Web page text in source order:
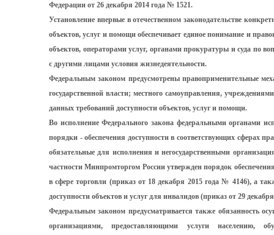
Федерации от 26 декабря 2014 года № 1521.
Установление впервые в отечественном законодательстве
объектов, услуг и помощи обеспечивает единое понимание и
объектов, операторами услуг, органами прокуратуры и суда по
с другими лицами условия жизнедеятельности.
Федеральным законом предусмотрены правоприменительные
государственной власти; местного самоуправления,
данных требований доступности объектов, услуг и помощи.
Во исполнение Федерального закона федеральными органами
порядки - обеспечения доступности в соответствующих сферах
обязательные для исполнения и негосударственными
частности Минпромторгом России утвержден порядок
в сфере торговли (приказ от 18 декабря 2015 года № 4146), а
доступности объектов и услуг для инвалидов (приказ от 29
Федеральным законом предусматривается также обязанность
организациями, предоставляющими услуги населению,